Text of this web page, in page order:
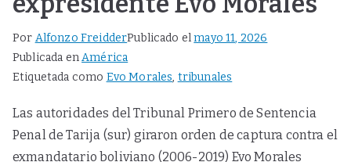
Por Alfonzo FreidderPublicado elmayo 11, 2026
Publicada enAmérica
Etiquetada como Evo Morales, tribunales
Las autoridades del Tribunal Primero de Sentencia
Penal de Tarija (sur) giraron orden de captura contra el
exmandatario boliviano (2006-2019) Evo Morales